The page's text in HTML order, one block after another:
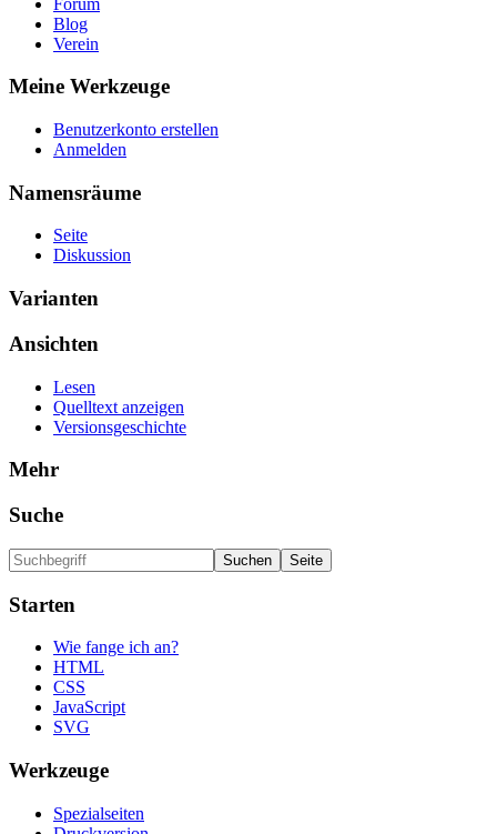
Blog
Verein
Meine Werkzeuge
Benutzerkonto erstellen
Anmelden
Namensräume
Seite
Diskussion
Varianten
Ansichten
Lesen
Quelltext anzeigen
Versionsgeschichte
Mehr
Suche
Starten
Wie fange ich an?
HTML
CSS
JavaScript
SVG
Werkzeuge
Spezialseiten